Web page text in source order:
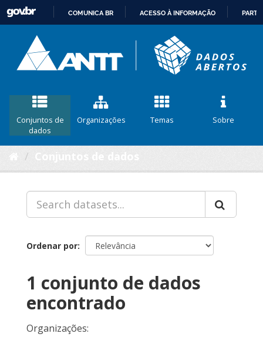
CONTEÚDO
COMUNICA BR ACESSO À INFORMAÇÃO
Conjuntos de
dados
Organizações Temas Sobre
Ordenar por
1 conjunto de dados
encontrado
Organizações: